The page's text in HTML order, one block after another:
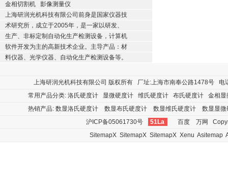
金相切割机
影像测量仪
上海研润光机科技有限公司前身是国家仪器技
术研究所，成立于2005年，是一家以研发、
生产、非标定制自动化生产检测设备，计算机
软件开发为主的高新技术企业。主导产品：材
料仪器、光学仪器、自动化生产检测设备等。
上海研润光机科技有限公司 版权所有 厂址:上海市南奉公路1478号
常用产品分类: 洛氏硬度计 显微硬度计 维氏硬度计 布氏硬度计
金相显
热销产品: 数显洛氏硬度计 数显布氏硬度计 数显维氏硬度计
数显显微
沪ICP备05061730号
51La 百度 万网
SitemapX SitemapX SitemapX Xenu Asitemap